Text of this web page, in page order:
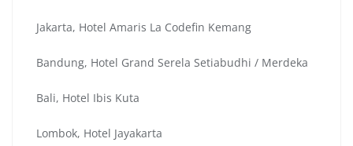
Jakarta, Hotel Amaris La Codefin Kemang
Bandung, Hotel Grand Serela Setiabudhi / Merdeka
Bali, Hotel Ibis Kuta
Lombok, Hotel Jayakarta